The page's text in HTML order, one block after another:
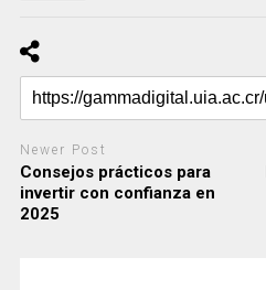
Newer Post
Consejos prácticos para
invertir con confianza en
2025